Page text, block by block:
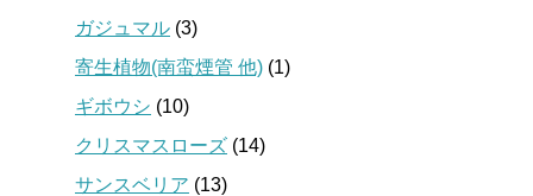
ガジュマル (3)
寄生植物(南蛮煙管 他) (1)
ギボウシ (10)
クリスマスローズ (14)
サンスベリア (13)